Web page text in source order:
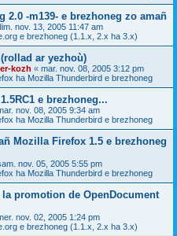
2.0 -m139- e brezhoneg zo amañ
nov. 13, 2005 11:47 am
e brezhoneg (1.1.x, 2.x ha 3.x)
ar yezhoù)
kozh « mar. nov. 08, 2005 3:12 pm
ha Mozilla Thunderbird e brezhoneg
e brezhoneg...
nov. 08, 2005 9:34 am
ha Mozilla Thunderbird e brezhoneg
Mozilla Firefox 1.5 e brezhoneg
nov. 05, 2005 5:55 pm
ha Mozilla Thunderbird e brezhoneg
promotion de OpenDocument
nov. 02, 2005 1:24 pm
e brezhoneg (1.1.x, 2.x ha 3.x)